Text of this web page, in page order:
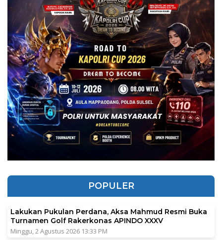
POPULER
Lakukan Pukulan Perdana, Aksa Mahmud Resmi Buka
Turnamen Golf Rakerkonas APINDO XXXV
Minggu, 2 Agustus 2026 13:33 PM